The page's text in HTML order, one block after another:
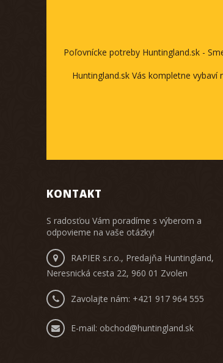
Poľovnícke potreby Huntingland.sk -
Huntingland.sk Vás kompletne
KONTAKT
S radosťou Vám poradíme s výberom a
odpovieme na vaše otázky!
RAPIER s.r.o., Predajňa Huntingland,
Neresnická cesta 22, 960 01 Zvolen
Zavolajte nám: +421 917 964 555
E-mail: obchod@huntingland.sk